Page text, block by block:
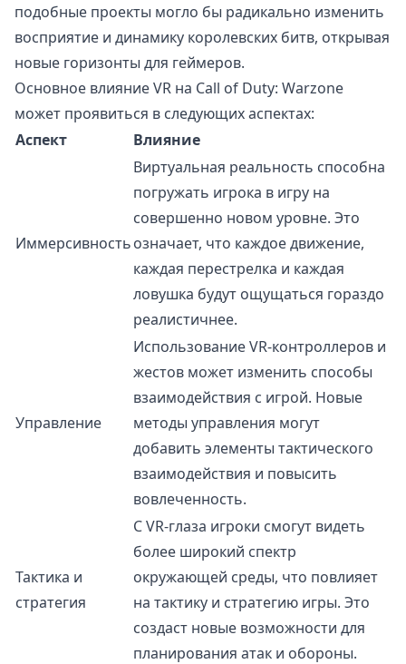
подобные проекты могло бы радикально изменить
восприятие и динамику королевских битв, открывая
новые горизонты для геймеров.
Основное влияние VR на Call of Duty: Warzone
может проявиться в следующих аспектах:
Аспект
Влияние
Иммерсивность
Виртуальная реальность способна
погружать игрока в игру на
совершенно новом уровне. Это
означает, что каждое движение,
каждая перестрелка и каждая
ловушка будут ощущаться гораздо
реалистичнее.
Управление
Использование VR-контроллеров и
жестов может изменить способы
взаимодействия с игрой. Новые
методы управления могут
добавить элементы тактического
взаимодействия и повысить
вовлеченность.
Тактика и
стратегия
С VR-глаза игроки смогут видеть
более широкий спектр
окружающей среды, что повлияет
на тактику и стратегию игры. Это
создаст новые возможности для
планирования атак и обороны.